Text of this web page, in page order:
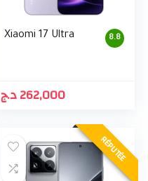
8.8
Xiaomi 17 Ultra
262,000د.ج
RÉPUTÉE